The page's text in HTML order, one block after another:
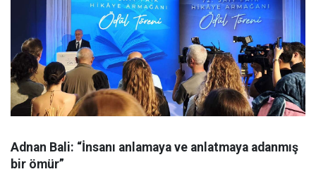
Adnan Bali: “İnsanı anlamaya ve anlatmaya adanmış
bir ömür”